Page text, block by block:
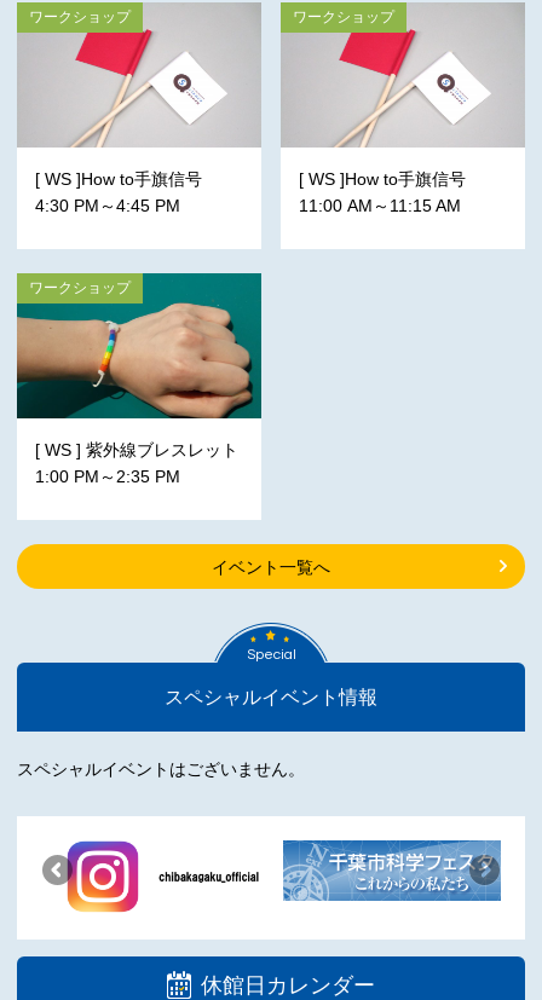
休館日カレンダー
ワークショップ
[ WS ]How to手旗信号
4:30 PM～4:45 PM
ワークショップ
[ WS ]How to手旗信号
11:00 AM～11:15 AM
ワークショップ
[ WS ] 紫外線ブレスレット
1:00 PM～2:35 PM
イベント一覧へ
Special
スペシャルイベント情報
スペシャルイベントはございません。